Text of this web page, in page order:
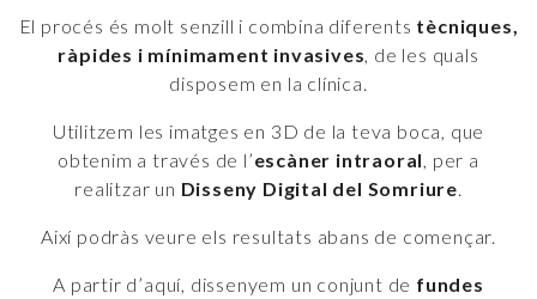
El procés és molt senzill i combina diferents tècniques,
ràpides i mínimament invasives, de les quals
disposem en la clínica.
Utilitzem les imatges en 3D de la teva boca, que
obtenim a través de l’escàner intraoral, per a
realitzar un Disseny Digital del Somriure.
Així podràs veure els resultats abans de començar.
A partir d’aquí, dissenyem un conjunt de fundes